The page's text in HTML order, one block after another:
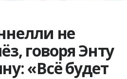
не
говоря Энту
«Всё будет